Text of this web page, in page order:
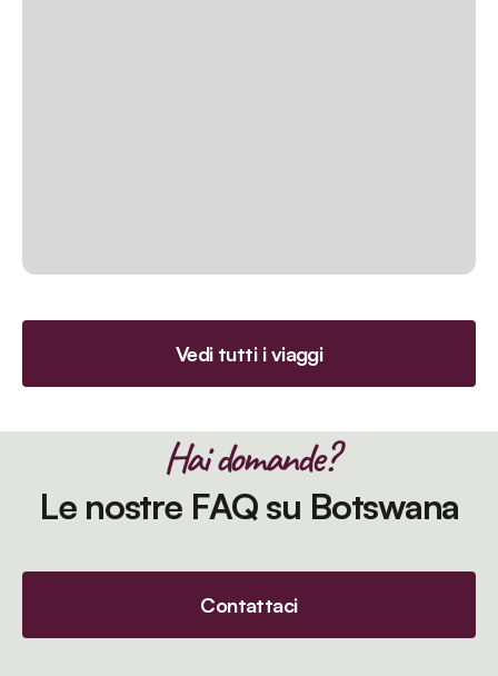
Vedi tutti i viaggi
Hai domande?
Le nostre FAQ su Botswana
Contattaci